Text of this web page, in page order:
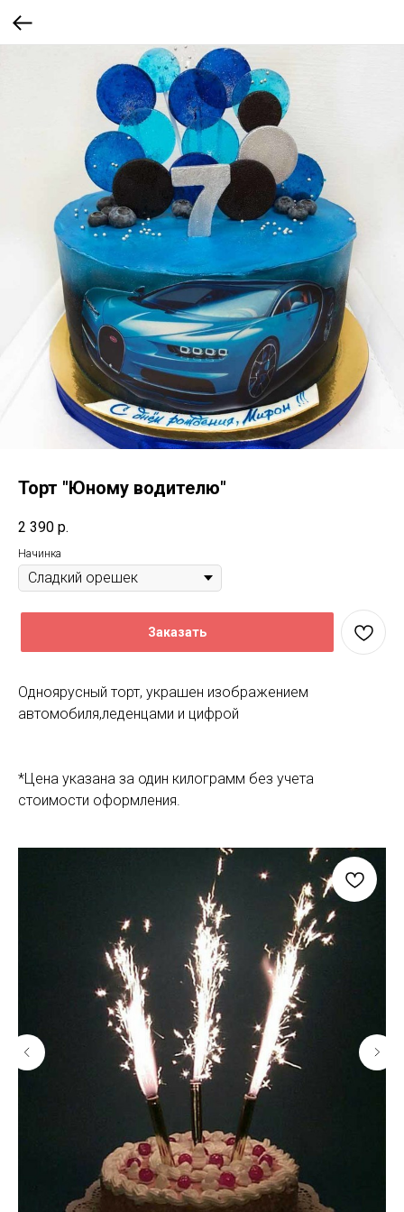
Торт "Юному водителю"
2 390 р.
Начинка
Заказать
Одноярусный торт, украшен изображением
автомобиля,леденцами и цифрой
*Цена указана за один килограмм без учета
стоимости оформления.